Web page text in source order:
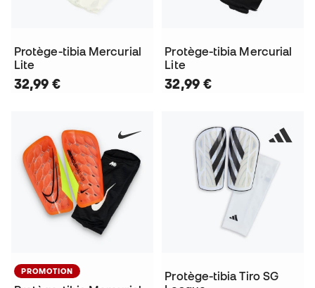
Protège-tibia Mercurial
Lite
32,99 €
Protège-tibia Mercurial
Lite
32,99 €
PROMOTION
Protège-tibia Tiro SG